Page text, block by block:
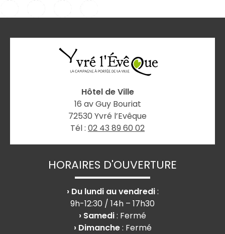
Hôtel de Ville
16 av Guy Bouriat
72530 Yvré l’Evêque
Tél : 02 43 89 60 02
HORAIRES D'OUVERTURE
› Du lundi au vendredi:
9h-12:30 / 14h – 17h30
› Samedi: Fermé
› Dimanche: Fermé